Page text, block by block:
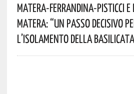
Matera-Ferrandina-Pisticci E
Matera: “Un Passo Decisivo
L’isolamento Della